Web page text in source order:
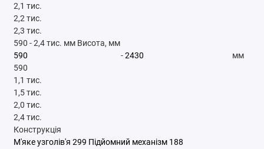
2,1 тис.
2,2 тис.
2,3 тис.
590 -2,4 тис. мм Висота, мм
-
мм
590
1,1 тис.
1,5 тис.
2,0 тис.
2,4 тис.
Конструкція
М'яке узголів'я 299 Підйомний механізм 188